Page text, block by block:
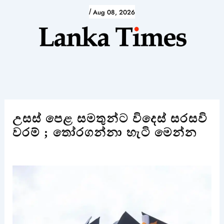
/ Aug 08, 2026
උසස් පෙළ සමතුන්ට විදෙස් සරසවි
වරම් ; තෝරගන්නා හැටි මෙන්න